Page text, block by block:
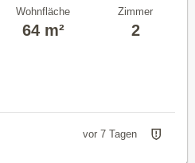
Wohnfläche
64 m²
Zimmer
2
vor 7 Tagen